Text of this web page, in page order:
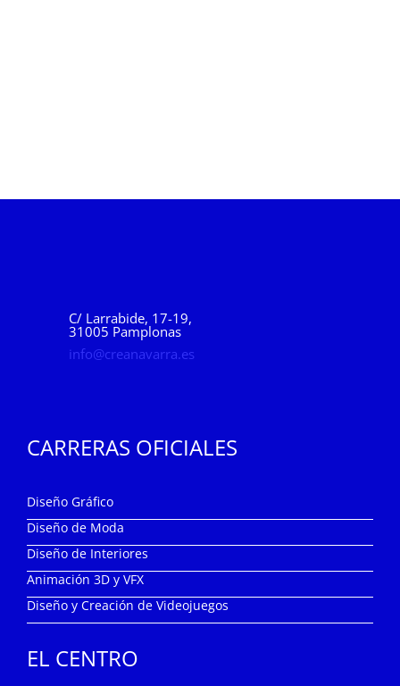
C/ Larrabide, 17-19,
31005 Pamplonas
info@creanavarra.es
CARRERAS OFICIALES
Diseño Gráfico
Diseño de Moda
Diseño de Interiores
Animación 3D y VFX
Diseño y Creación de Videojuegos
EL CENTRO